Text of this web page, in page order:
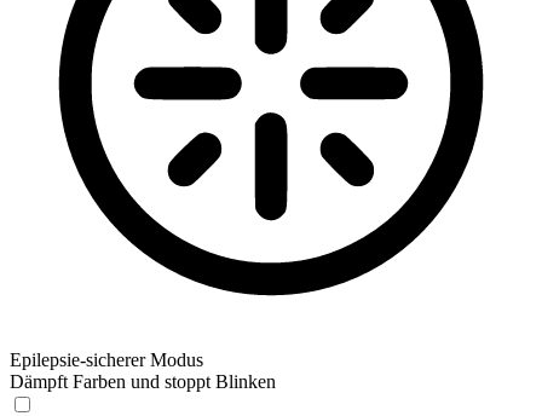
Epilepsie-sicherer Modus
Dämpft Farben und stoppt Blinken